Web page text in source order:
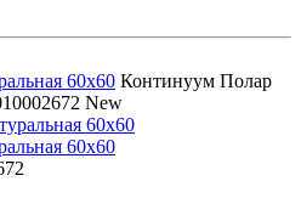
60x60 Континуум Полар
New
60x60